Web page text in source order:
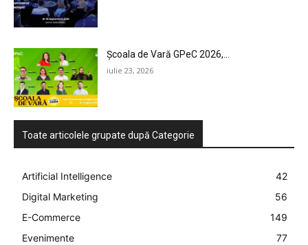
Școala de Vară GPeC 2026,...
iulie 23, 2026
Toate articolele grupate după Categorie
Artificial Intelligence
42
Digital Marketing
56
E-Commerce
149
Evenimente
77